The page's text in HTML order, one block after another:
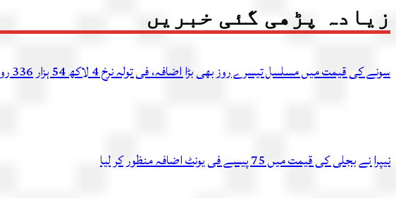
زیادہ پڑھی گئی خبریں
سونے کی قیمت میں مسلسل تیسرے روز بھی بڑا اضافہ، فی تولہ نرخ 4 لاکھ 54 ہزار 336 روپے تک پہنچ گئے
نیپرا نے بجلی کی قیمت میں 75 پیسے فی یونٹ اضافہ منظور کر لیا